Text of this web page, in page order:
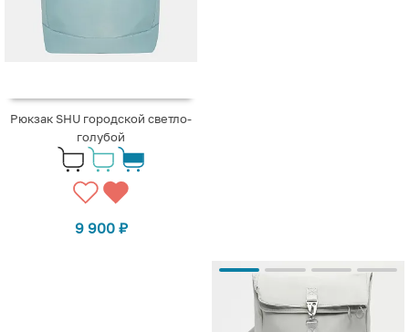
Рюкзак SHU городской светло-
голубой
9 900 ₽